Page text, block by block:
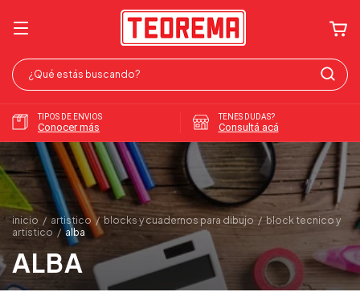
TIPOS DE ENVIOS
Conocer más
TENES DUDAS?
Consultá acá
inicio / artistico / blocks y cuadernos para dibujo / block tecnico y
artistico / alba
ALBA